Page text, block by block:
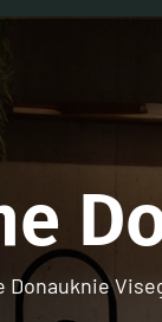
Donauknie